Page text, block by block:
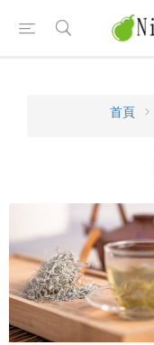
首頁